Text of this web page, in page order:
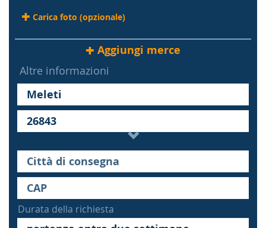
Carica foto (opzionale)
Aggiungi merce
Altre informazioni
Durata della richiesta